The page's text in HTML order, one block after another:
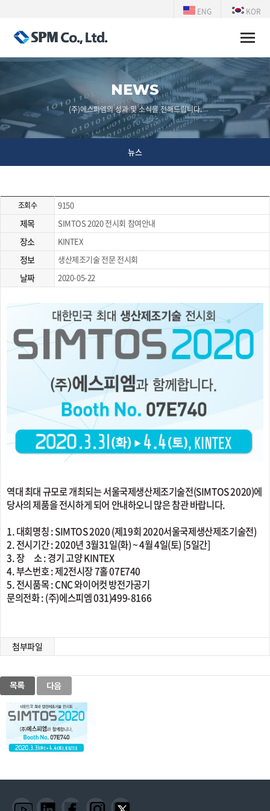
ENG KOR
Toggle
NEWS
(주)에스피엠의 성과 및 소식을 전해드립니다.
뉴스
조회수 9150
제목 SIMTOS 2020 전시회 참여안내
장소 KINTEX
정보 생산제조기술 전문 전시회
날짜 2020-05-22
역대 최대 규모로 개최되는 서울국제생산제조기술전(SIMTOS 2020)에
당사의 제품을 전시하게 되어 안내하오니 많은 참관 바랍니다.
1. 대회명칭 : SIMTOS 2020 (제19회 2020서울국제생산제조기술전)
2. 전시기간 : 2020년 3월31일(화) ~ 4월 4일(토) [5일간]
3. 장 소 : 경기 고양 KINTEX
4. 부스번호 : 제2전시장 7홀 07E740
5. 전시품목 : CNC 와이어컷 방전가공기
문의전화 : (주)에스피엠 031)499-8166
첨부파일